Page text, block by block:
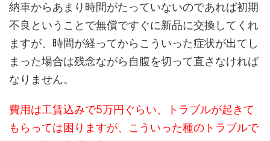
納車からあまり時間がたっていないのであれば初期
不良ということで無償ですぐに新品に交換してくれ
ますが、時間が経ってからこういった症状が出てし
まった場合は残念ながら自腹を切って直さなければ
なりません。
費用は工賃込みで5万円ぐらい、トラブルが起きて
もらっては困りますが、こういった種のトラブルで